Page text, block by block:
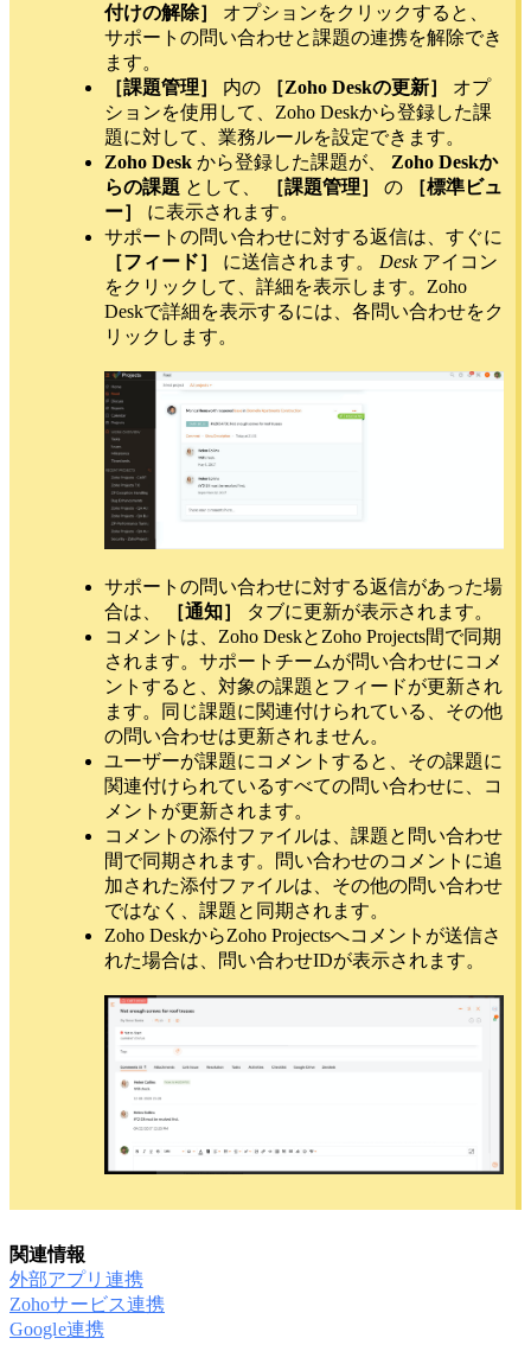
付けの解除］ オプションをクリックすると、
サポートの問い合わせと課題の連携を解除でき
ます。
［課題管理］ 内の ［Zoho Deskの更新］ オプ
ションを使用して、Zoho Deskから登録した課
題に対して、業務ルールを設定できます。
Zoho Desk から登録した課題が、 Zoho Deskか
らの課題 として、 ［課題管理］ の
［標準ビュ
ー］ に表示されます。
サポートの問い合わせに対する返信は、すぐに
［フィード］ に送信されます。 Desk アイコン
をクリックして、詳細を表示します。Zoho
Deskで詳細を表示するには、各問い合わせをク
リックします。
サポートの問い合わせに対する返信があった場
合は、
［通知］
タブに更新が表示されます。
コメントは、Zoho DeskとZoho Projects間で同期
されます。サポートチームが問い合わせにコメ
ントすると、対象の課題とフィードが更新され
ます。同じ課題に関連付けられている、その他
の問い合わせは更新されません。
ユーザーが課題にコメントすると、その課題に
関連付けられているすべての問い合わせに、コ
メントが更新されます。
コメントの添付ファイルは、課題と問い合わせ
間で同期されます。問い合わせのコメントに追
加された添付ファイルは、その他の問い合わせ
ではなく、課題と同期されます。
Zoho DeskからZoho Projectsへコメントが送信さ
れた場合は、問い合わせIDが表示されます。
関連情報
外部アプリ連携
Zohoサービス連携
Google連携